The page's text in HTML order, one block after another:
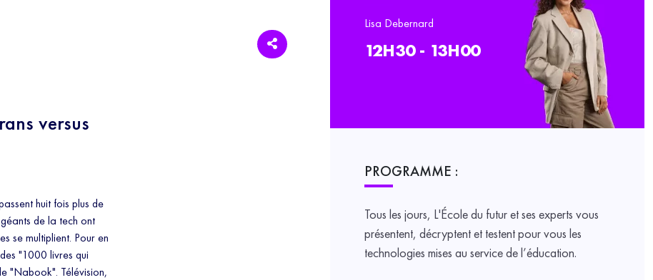
versus
huit fois plus de
de la tech ont
se multiplient. Pour en
"1000 livres qui
"Nabook". Télévision,
Lisa Debernard
12H30 - 13H00
PROGRAMME :
Tous les jours, L'École du futur et ses experts vous
présentent, décryptent et testent pour vous les
technologies mises au service de l’éducation.